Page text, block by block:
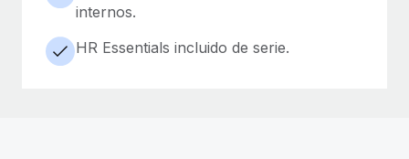
internos.
HR Essentials incluido de serie.